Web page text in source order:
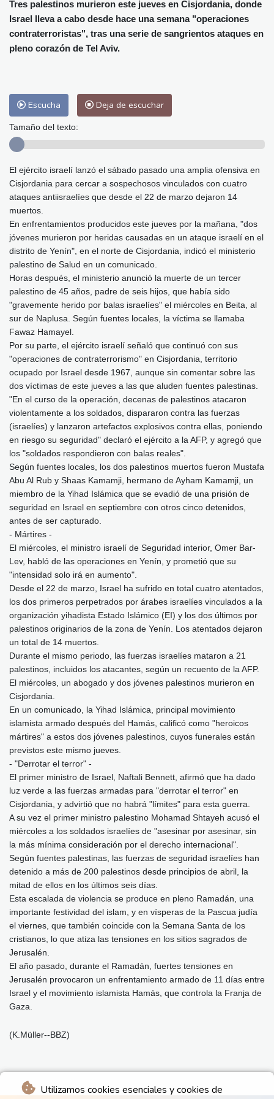
Utilizamos cookies esenciales y cookies de
Alicante
28 °C Córdoba
32 °C
Málaga
28 °C Murcia
28 °C
Las Palmas de Gran Canaria
27 °C
Ibiza
28 °C
Panama City
27 °C
Tres palestinos murieron este jueves en Cisjordania, donde
Israel lleva a cabo desde hace una semana "operaciones
contraterroristas", tras una serie de sangrientos ataques en
pleno corazón de Tel Aviv.
Escucha Deja de escuchar
Tamaño del texto:
El ejército israelí lanzó el sábado pasado una amplia ofensiva en
Cisjordania para cercar a sospechosos vinculados con cuatro
ataques antiisraelíes que desde el 22 de marzo dejaron 14
muertos.
En enfrentamientos producidos este jueves por la mañana, "dos
jóvenes murieron por heridas causadas en un ataque israelí en el
distrito de Yenín", en el norte de Cisjordania, indicó el ministerio
palestino de Salud en un comunicado.
Horas después, el ministerio anunció la muerte de un tercer
palestino de 45 años, padre de seis hijos, que había sido
"gravemente herido por balas israelíes" el miércoles en Beita, al
sur de Naplusa. Según fuentes locales, la víctima se llamaba
Fawaz Hamayel.
Por su parte, el ejército israelí señaló que continuó con sus
"operaciones de contraterrorismo" en Cisjordania, territorio
ocupado por Israel desde 1967, aunque sin comentar sobre las
dos víctimas de este jueves a las que aluden fuentes palestinas.
"En el curso de la operación, decenas de palestinos atacaron
violentamente a los soldados, dispararon contra las fuerzas
(israelíes) y lanzaron artefactos explosivos contra ellas, poniendo
en riesgo su seguridad" declaró el ejército a la AFP, y agregó que
los "soldados respondieron con balas reales".
Según fuentes locales, los dos palestinos muertos fueron Mustafa
Abu Al Rub y Shaas Kamamji, hermano de Ayham Kamamji, un
miembro de la Yihad Islámica que se evadió de una prisión de
seguridad en Israel en septiembre con otros cinco detenidos,
antes de ser capturado.
- Mártires -
El miércoles, el ministro israelí de Seguridad interior, Omer Bar-
Lev, habló de las operaciones en Yenín, y prometió que su
"intensidad solo irá en aumento".
Desde el 22 de marzo, Israel ha sufrido en total cuatro atentados,
los dos primeros perpetrados por árabes israelíes vinculados a la
organización yihadista Estado Islámico (EI) y los dos últimos por
palestinos originarios de la zona de Yenín. Los atentados dejaron
un total de 14 muertos.
Durante el mismo periodo, las fuerzas israelíes mataron a 21
palestinos, incluidos los atacantes, según un recuento de la AFP.
El miércoles, un abogado y dos jóvenes palestinos murieron en
Cisjordania.
En un comunicado, la Yihad Islámica, principal movimiento
islamista armado después del Hamás, calificó como "heroicos
mártires" a estos dos jóvenes palestinos, cuyos funerales están
previstos este mismo jueves.
- "Derrotar el terror" -
El primer ministro de Israel, Naftali Bennett, afirmó que ha dado
luz verde a las fuerzas armadas para "derrotar el terror" en
Cisjordania, y advirtió que no habrá "límites" para esta guerra.
A su vez el primer ministro palestino Mohamad Shtayeh acusó el
miércoles a los soldados israelíes de "asesinar por asesinar, sin
la más mínima consideración por el derecho internacional".
Según fuentes palestinas, las fuerzas de seguridad israelíes han
detenido a más de 200 palestinos desde principios de abril, la
mitad de ellos en los últimos seis días.
Esta escalada de violencia se produce en pleno Ramadán, una
importante festividad del islam, y en vísperas de la Pascua judía
el viernes, que también coincide con la Semana Santa de los
cristianos, lo que atiza las tensiones en los sitios sagrados de
Jerusalén.
El año pasado, durante el Ramadán, fuertes tensiones en
Jerusalén provocaron un enfrentamiento armado de 11 días entre
Israel y el movimiento islamista Hamás, que controla la Franja de
Gaza.
(K.Müller--BBZ)